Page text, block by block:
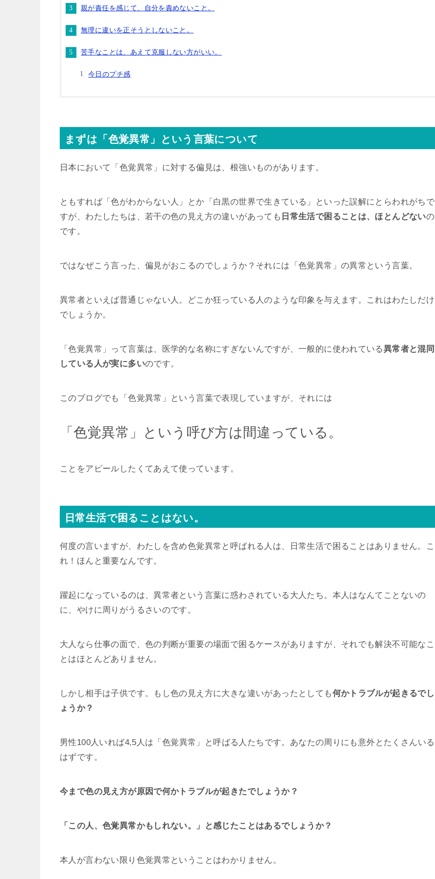
親が責任を感じて、自分を責めないこと。
無理に違いを正そうとしないこと。
苦手なことは、あえて克服しない方がいい。
今日のプチ感
まずは「色覚異常」という言葉について
日本において「色覚異常」に対する偏見は、根強いものがあります。
ともすれば「色がわからない人」とか「白黒の世界で生きている」といった誤解にとらわれがちで
すが、わたしたちは、若干の色の見え方の違いがあっても 日常生活で困ることは、ほとんどないの
です。
ではなぜこう言った、偏見がおこるのでしょうか？それには「色覚異常」の異常という言葉。
異常者といえば普通じゃない人。どこか狂っている人のような印象を与えます。これはわたしだけ
でしょうか。
「色覚異常」って言葉は、医学的な名称にすぎないんですが、一般的に使われている異常者と混同
している人が実に多いのです。
このブログでも「色覚異常」という言葉で表現していますが、それには
「色覚異常」という呼び方は間違っている。
ことをアピールしたくてあえて使っています。
日常生活で困ることはない。
何度の言いますが、わたしを含め色覚異常と呼ばれる人は、日常生活で困ることはありません。こ
れ！ほんと重要なんです。
躍起になっているのは、異常者という言葉に惑わされている大人たち。本人はなんてことないの
に、やけに周りがうるさいのです。
大人なら仕事の面で、色の判断が重要の場面で困るケースがありますが、それでも解決不可能なこ
とはほとんどありません。
しかし相手は子供です。もし色の見え方に大きな違いがあったとしても何かトラブルが起きるでし
ょうか？
男性100人いれば4,5人は「色覚異常」と呼ばる人たちです。あなたの周りにも意外とたくさんいる
はずです。
今まで色の見え方が原因で何かトラブルが起きたでしょうか？
「この人、色覚異常かもしれない。」と感じたことはあるでしょうか？
本人が言わない限り色覚異常ということはわかりません。